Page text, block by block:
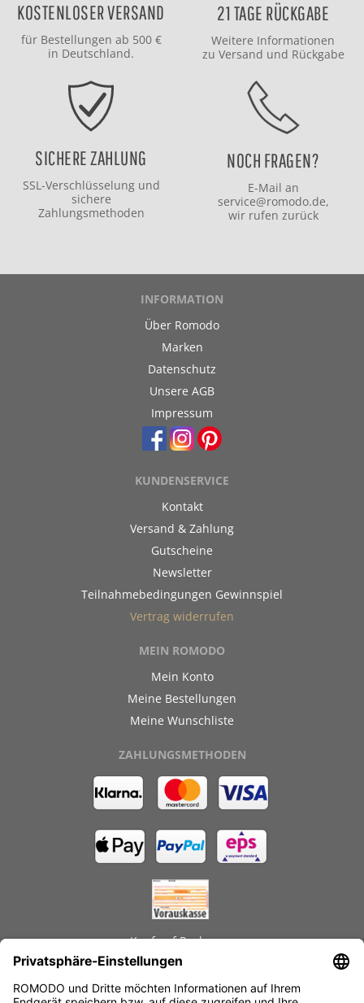
KOSTENLOSER VERSAND
für Bestellungen ab 500 €
in Deutschland.
21 TAGE RÜCKGABE
Weitere Informationen
zu Versand und Rückgabe
SICHERE ZAHLUNG
SSL-Verschlüsselung und
sichere
Zahlungsmethoden
NOCH FRAGEN?
E-Mail an
service@romodo.de,
wir rufen zurück
INFORMATION
Über Romodo
Marken
Datenschutz
Unsere AGB
Impressum
KUNDENSERVICE
Kontakt
Versand & Zahlung
Gutscheine
Newsletter
Teilnahmebedingungen Gewinnspiel
Vertrag widerrufen
MEIN ROMODO
Mein Konto
Meine Bestellungen
Meine Wunschliste
ZAHLUNGSMETHODEN
Kauf auf Rechnung